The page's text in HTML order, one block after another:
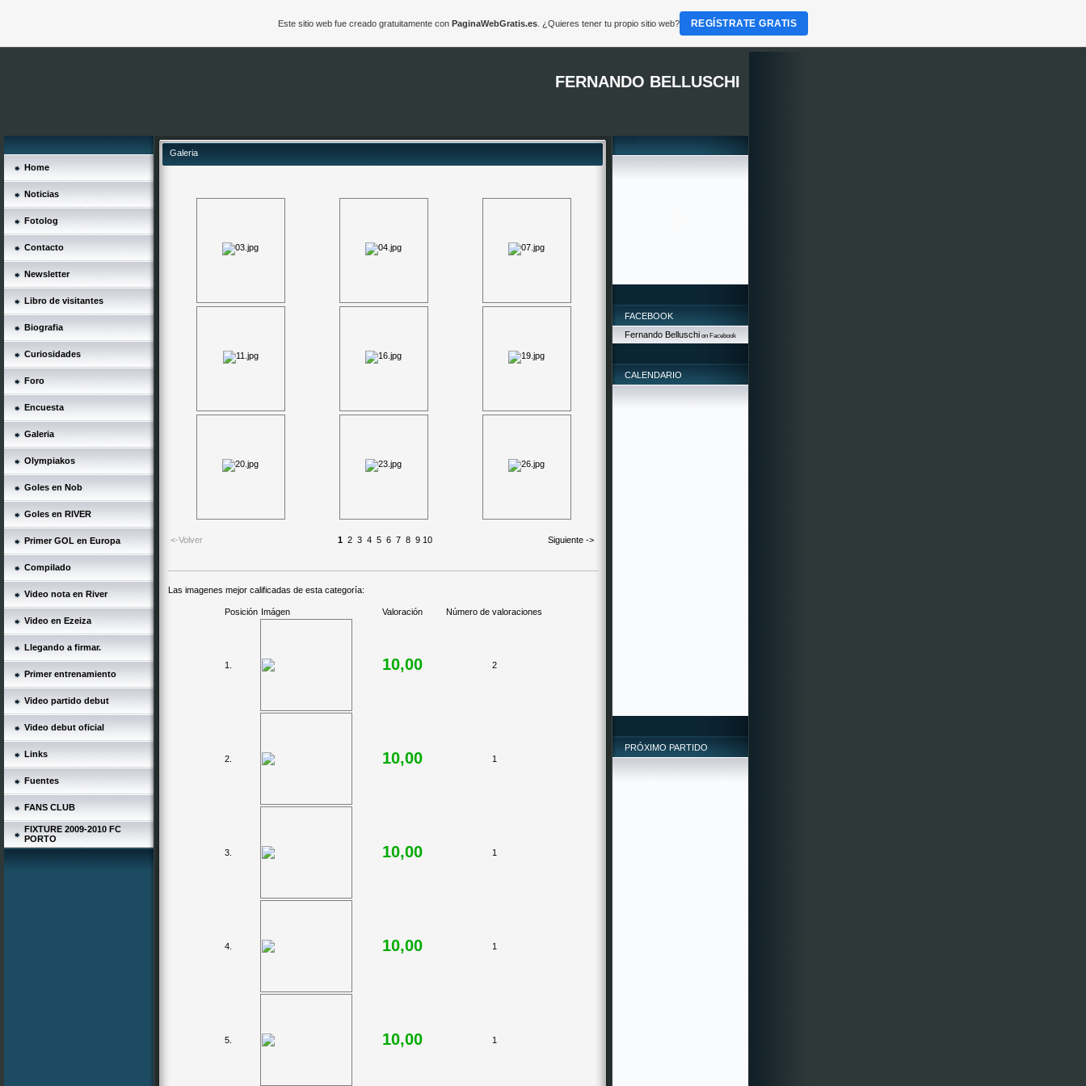
FERNANDO BELLUSCHI
Home
Noticias
Fotolog
Contacto
Newsletter
Libro de visitantes
Biografia
Curiosidades
Foro
Encuesta
Galeria
Olympiakos
Goles en Nob
Goles en RIVER
Primer GOL en Europa
Compilado
Video nota en River
Video en Ezeiza
Llegando a firmar.
Primer entrenamiento
Video partido debut
Video debut oficial
Links
Fuentes
FANS CLUB
FIXTURE 2009-2010 FC
PORTO
Galeria
<-Volver 1 2 3 4 5 6 7 8 9 10 Siguiente ->
Las imagenes mejor calificadas de esta categoría:
Posición Imágen Valoración Número de valoraciones
1. 10,00 2
2. 10,00 1
3. 10,00 1
4. 10,00 1
5. 10,00 1
FACEBOOK
Fernando Belluschi on Facebook
CALENDARIO
PRÓXIMO PARTIDO
Este sitio web fue creado gratuitamente con PaginaWebGratis.es. ¿Quieres tener tu propio sitio web? REGÍSTRATE GRATIS